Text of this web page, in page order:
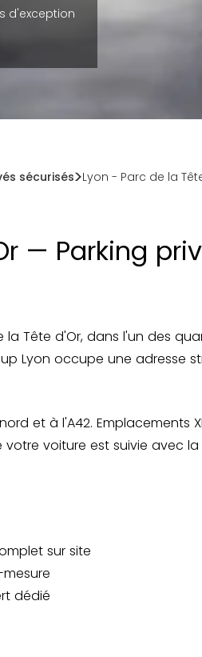
d'exception
sécurisés Lyon - Parc de la
— Parking
Tête d'Or, dans l'un des
Lyon occupe une adresse
et à l'A42. Emplacements
voiture est suivie avec
sur site
dédié